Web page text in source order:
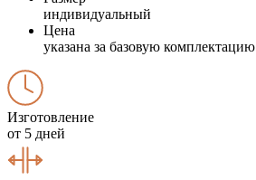
индивидуальный
Цена
указана за базовую комплектацию
Изготовление
от 5 дней